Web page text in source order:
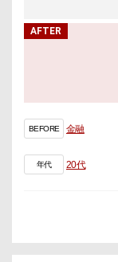
AFTER
BEFORE 金融
年代 20代